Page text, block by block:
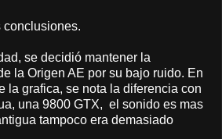
conclusiones.
se decidió mantener la
la Origen AE por su bajo ruido. En
la grafica, se nota la diferencia con
una 9800 GTX, el sonido es mas
tampoco era demasiado